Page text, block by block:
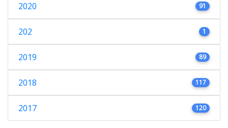
2020 91
202 1
2019 89
2018 117
2017 120